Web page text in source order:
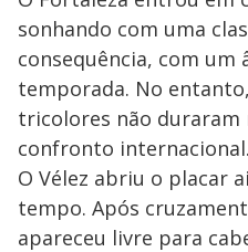
sonhando com uma
consequência, com um
temporada. No
tricolores não
confronto internacional.
O Vélez abriu o placar
tempo. Após
apareceu livre para